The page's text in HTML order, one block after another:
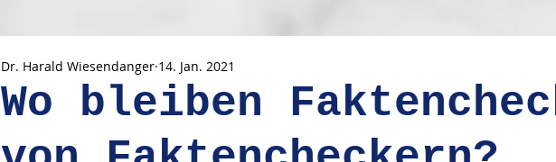
Wo bleiben
Dr. Harald Wiesendanger 14. Jan. 2021